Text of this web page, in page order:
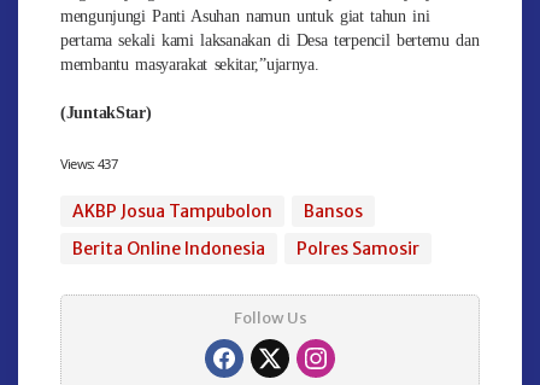
mengunjungi Panti Asuhan namun untuk giat tahun ini
pertama sekali kami laksanakan di Desa terpencil bertemu dan
membantu masyarakat sekitar,”ujarnya.
(JuntakStar)
Views: 437
AKBP Josua Tampubolon
Bansos
Berita Online Indonesia
Polres Samosir
Follow Us